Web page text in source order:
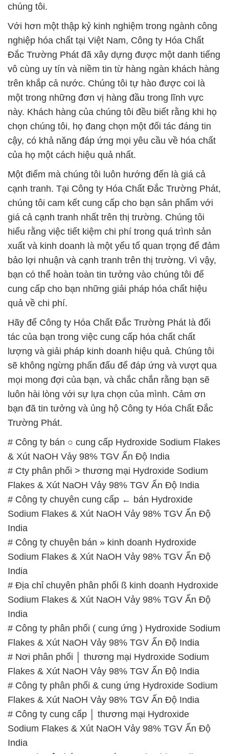
chúng tôi.
Với hơn một thập kỷ kinh nghiệm trong ngành công
nghiệp hóa chất tại Việt Nam, Công ty Hóa Chất
Đắc Trường Phát đã xây dựng được một danh tiếng
vô cùng uy tín và niềm tin từ hàng ngàn khách hàng
trên khắp cả nước. Chúng tôi tự hào được coi là
một trong những đơn vị hàng đầu trong lĩnh vực
này. Khách hàng của chúng tôi đều biết rằng khi họ
chọn chúng tôi, họ đang chọn một đối tác đáng tin
cậy, có khả năng đáp ứng mọi yêu cầu về hóa chất
của họ một cách hiệu quả nhất.
Một điểm mà chúng tôi luôn hướng đến là giá cả
cạnh tranh. Tại Công ty Hóa Chất Đắc Trường Phát,
chúng tôi cam kết cung cấp cho bạn sản phẩm với
giá cả cạnh tranh nhất trên thị trường. Chúng tôi
hiểu rằng việc tiết kiệm chi phí trong quá trình sản
xuất và kinh doanh là một yếu tố quan trọng để đảm
bảo lợi nhuận và cạnh tranh trên thị trường. Vì vậy,
bạn có thể hoàn toàn tin tưởng vào chúng tôi để
cung cấp cho bạn những giải pháp hóa chất hiệu
quả về chi phí.
Hãy để Công ty Hóa Chất Đắc Trường Phát là đối
tác của bạn trong việc cung cấp hóa chất chất
lượng và giải pháp kinh doanh hiệu quả. Chúng tôi
sẽ không ngừng phấn đấu để đáp ứng và vượt qua
mọi mong đợi của bạn, và chắc chắn rằng bạn sẽ
luôn hài lòng với sự lựa chọn của mình. Cảm ơn
bạn đã tin tưởng và ủng hộ Công ty Hóa Chất Đắc
Trường Phát.
# Công ty bán ○ cung cấp Hydroxide Sodium Flakes
& Xút NaOH Vảy 98% TGV Ấn Độ India
# Cty phân phối > thương mại Hydroxide Sodium
Flakes & Xút NaOH Vảy 98% TGV Ấn Độ India
# Công ty chuyên cung cấp ← bán Hydroxide
Sodium Flakes & Xút NaOH Vảy 98% TGV Ấn Độ
India
# Công ty chuyên bán » kinh doanh Hydroxide
Sodium Flakes & Xút NaOH Vảy 98% TGV Ấn Độ
India
# Địa chỉ chuyên phân phối ß kinh doanh Hydroxide
Sodium Flakes & Xút NaOH Vảy 98% TGV Ấn Độ
India
# Công ty phân phối ( cung ứng ) Hydroxide Sodium
Flakes & Xút NaOH Vảy 98% TGV Ấn Độ India
# Nơi phân phối │ thương mại Hydroxide Sodium
Flakes & Xút NaOH Vảy 98% TGV Ấn Độ India
# Công ty phân phối & cung ứng Hydroxide Sodium
Flakes & Xút NaOH Vảy 98% TGV Ấn Độ India
# Công ty cung cấp │ thương mại Hydroxide
Sodium Flakes & Xút NaOH Vảy 98% TGV Ấn Độ
India